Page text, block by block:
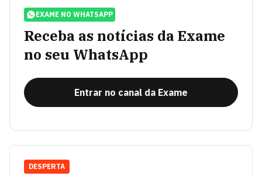
EXAME NO WHATSAPP
Receba as notícias da Exame
no seu WhatsApp
Entrar no canal da Exame
DESPERTA